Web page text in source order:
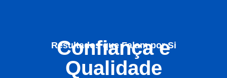
Resultados que Falam por Si
Confiança e
Qualidade